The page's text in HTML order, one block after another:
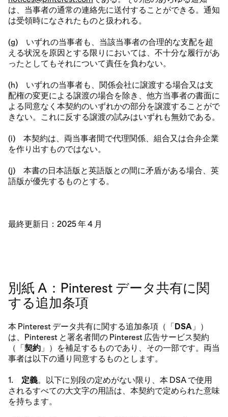
は、当事者の通常の連絡先に送付することができる。通知
は受領時になされたものと扱われる。
(g) いずれの当事者も、当該当事者の合理的な支配を超
える状況を原因とする限りにおいては、不十分な履行があ
ったとしてもそれについて責任を負わない。
(h) いずれの当事者も、関係会社に譲渡する場合又は支
配権の変更による譲渡の場合を除き、他方当事者の書面に
よる同意なく本契約のいずれかの部分を譲渡することがで
きない。これに反する譲渡の試みはいずれも無効である。
(i) 本契約は、両当事者間で代理関係、組合又は合弁企業
を作り出すものではない。
(j) 本書の日本語版と英語版との間に矛盾がある場合、英
語版が優先するものとする。
最終更新日：2025 年 4 月
別紙 A：Pinterest データ共有に関
する追加条項
本 Pinterest データ共有に関する追加条項（「DSA 」）
は、Pinterest と署名者間の Pinterest 広告サービス契約
（「契約 」）を補足するものであり、その一部です。両当
事者は以下の通り同意するものとします。
1. 定義。以下に別段の定めがない限り、本 DSA で使用
されるすべての大文字の用語は、本契約で定められた意味
を持ちます。